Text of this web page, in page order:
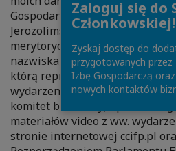
Gospodarczą CCIFP z siedzibą w
Jerozolimskie 93, a także przez
merytorycznych[1]wydarzenia
nazwiska, adresu e-mail,
którą reprezentuję, dla
wydarzenia przez Internet
komitet branżowy) i
materiałów video z ww.
stronie internetowej ccifp.pl
Zaloguj się do
Członkowskiej!
Zyskaj dostęp do
przygotowanych przez
Izbę Gospodarczą
nowych kontaktów